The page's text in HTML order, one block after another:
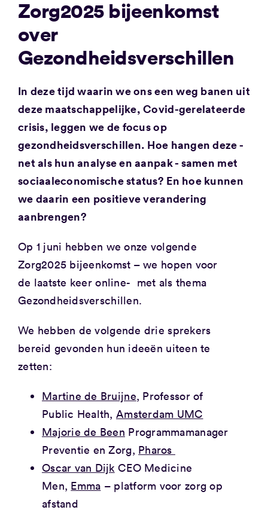
Zorg2025 bijeenkomst
over
Gezondheidsverschillen
In deze tijd waarin we ons een weg banen uit
deze maatschappelijke, Covid-gerelateerde
crisis, leggen we de focus op
gezondheidsverschillen. Hoe hangen deze -
net als hun analyse en aanpak - samen met
sociaaleconomische status? En hoe kunnen
we daarin een positieve verandering
aanbrengen?
Op 1 juni hebben we onze volgende
Zorg2025 bijeenkomst – we hopen voor
de laatste keer online- met als thema
Gezondheidsverschillen.
We hebben de volgende drie sprekers
bereid gevonden hun ideeën uiteen te
zetten:
Martine de Bruijne, Professor of
Public Health,Amsterdam UMC
Majorie de Been Programmamanager
Preventie en Zorg, Pharos
Oscar van Dijk CEO Medicine
Men, Emma – platform voor zorg op
afstand